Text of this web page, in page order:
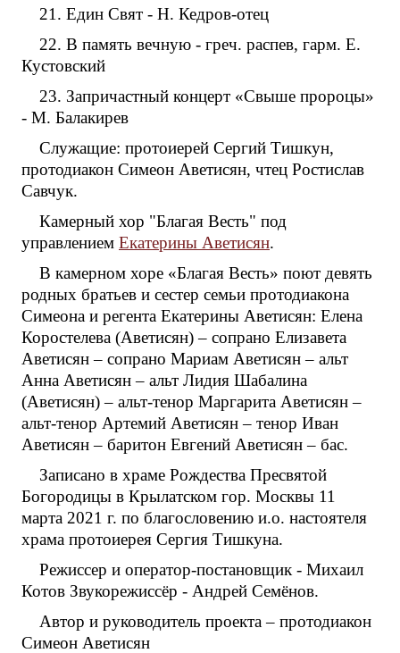
21. Един Свят - Н. Кедров-отец
22. В память вечную - греч. распев, гарм. Е.
Кустовский
23. Запричастный концерт «Свыше пророцы»
- М. Балакирев
Служащие: протоиерей Сергий Тишкун,
протодиакон Симеон Аветисян, чтец Ростислав
Савчук.
Камерный хор "Благая Весть" под
управлением Екатерины Аветисян.
В камерном хоре «Благая Весть» поют девять
родных братьев и сестер семьи протодиакона
Симеона и регента Екатерины Аветисян: Елена
Коростелева (Аветисян) – сопрано Елизавета
Аветисян – сопрано Мариам Аветисян – альт
Анна Аветисян – альт Лидия Шабалина
(Аветисян) – альт-тенор Маргарита Аветисян –
альт-тенор Артемий Аветисян – тенор Иван
Аветисян – баритон Евгений Аветисян – бас.
Записано в храме Рождества Пресвятой
Богородицы в Крылатском гор. Москвы 11
марта 2021 г. по благословению и.о. настоятеля
храма протоиерея Сергия Тишкуна.
Режиссер и оператор-постановщик - Михаил
Котов Звукорежиссёр - Андрей Семёнов.
Автор и руководитель проекта – протодиакон
Симеон Аветисян